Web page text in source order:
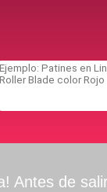
Antes de